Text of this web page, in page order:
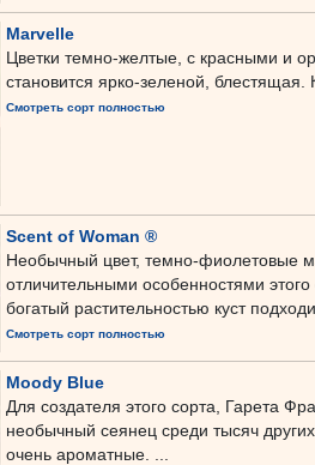
Marvelle
Цветки темно-желтые, с красными и
становится ярко-зеленой,
Смотреть сорт полностью
Scent of Woman ®
Необычный цвет, темно-фиолетовые
отличительными особенностями
богатый растительностью куст
Смотреть сорт полностью
Moody Blue
Для создателя этого сорта, Гарета
необычный сеянец среди тысяч
очень ароматные. ...